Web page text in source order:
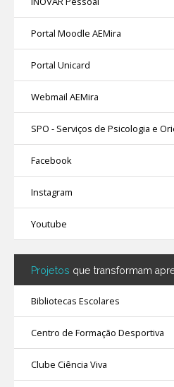
Portal Moodle AEMira
Portal Unicard
Webmail AEMira
SPO - Serviços de Psicologia e
Facebook
Instagram
Youtube
Projetos que transformam
Bibliotecas Escolares
Centro de Formação Desportiva
Clube Ciência Viva